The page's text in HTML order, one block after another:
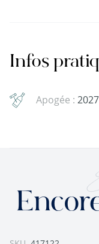
Infos
Apogée :